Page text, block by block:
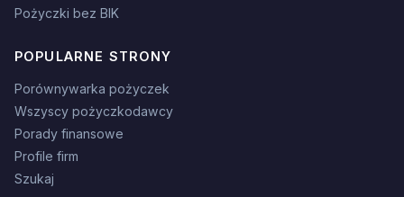
Pożyczki bez BIK
POPULARNE STRONY
Porównywarka pożyczek
Wszyscy pożyczkodawcy
Porady finansowe
Profile firm
Szukaj